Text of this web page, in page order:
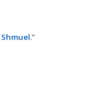
Shmuel.”